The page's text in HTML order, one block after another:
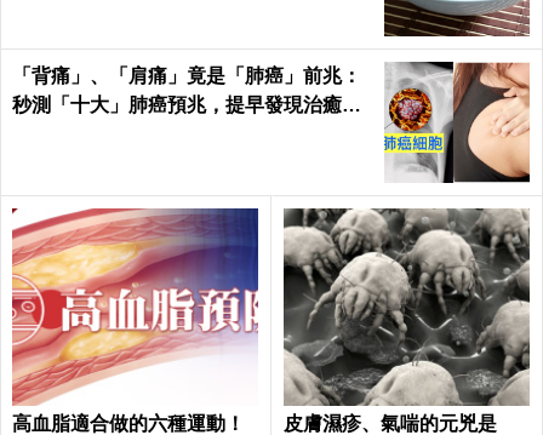
「背痛」、「肩痛」竟是「肺癌」前兆：
秒測「十大」肺癌預兆，提早發現治癒率
高血脂適合做的六種運動！
皮膚濕疹、氣喘的元兇是